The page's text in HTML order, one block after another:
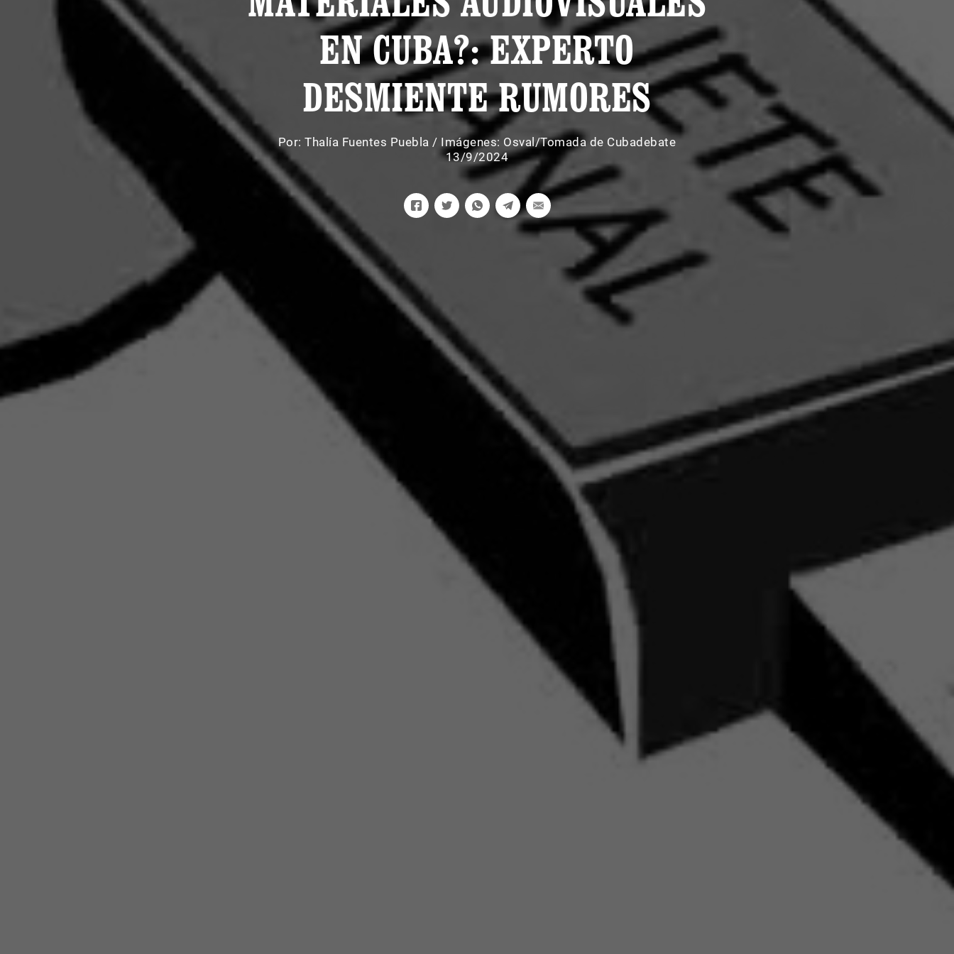
EN CUBA?: EXPERTO
DESMIENTE RUMORES
Por:Thalía Fuentes Puebla / Imágenes: Osval/Tomada de Cubadebate
13/9/2024